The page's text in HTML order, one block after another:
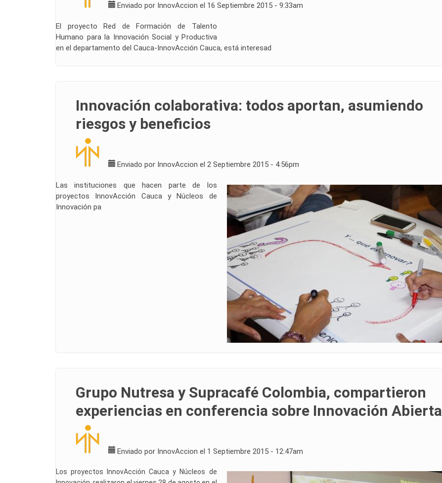
Enviado por InnovAccion el 16 Septiembre 2015 - 9:33am
El proyecto Red de Formación de Talento
Humano para la Innovación Social y Productiva
en el departamento del Cauca-InnovAcción Cauca, está interesad
Innovación colaborativa: todos aportan, asumiendo
riesgos y beneficios
Enviado por InnovAccion el 2 Septiembre 2015 - 4:56pm
Las instituciones que hacen parte de los
proyectos InnovAcción Cauca y Núcleos de
Innovación pa
Grupo Nutresa y Supracafé Colombia, compartieron
experiencias en conferencia sobre Innovación Abierta
Enviado por InnovAccion el 1 Septiembre 2015 - 12:47am
Los proyectos InnovAcción Cauca y Núcleos de